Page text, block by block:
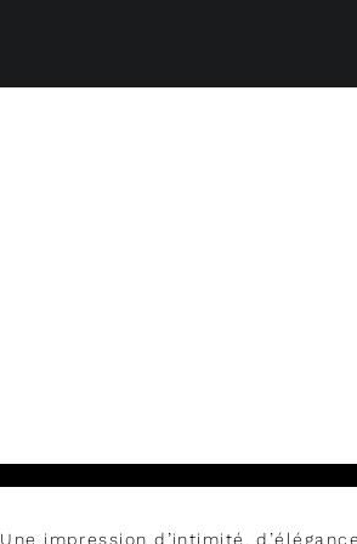
Une impression d’intimité,